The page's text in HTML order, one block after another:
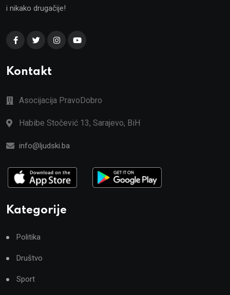
i nikako drugačije!
Kontakt
Asocijacija PravoDobro
Habibe Stočević 13, Sarajevo, BiH
info@ljudski.ba
Kategorije
Politika
Društvo
Sport